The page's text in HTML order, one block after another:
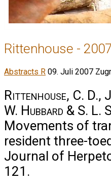
Rittenhouse -
Abstracts R 09. Juli 2007
Rittenhouse, C. D.,
W. Hubbard & S. L.
Movements of
resident three-
Journal of
121.